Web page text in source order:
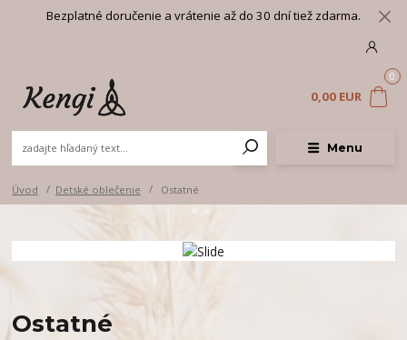
Bezplatné doručenie a vrátenie až do 30 dní tiež zdarma.
Menu
0
0,00 EUR
Úvod Detské oblečenie Ostatné
Ostatné